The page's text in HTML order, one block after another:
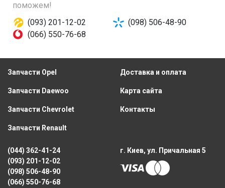
поможем!
(093) 201-12-02
(098) 506-48-90
(066) 550-76-68
Запчасти Opel
Запчасти Daewoo
Запчасти Chevrolet
Запчасти Renault
Доставка и оплата
Карта сайта
Контакты
(044) 362-41-24
(093) 201-12-02
(098) 506-48-90
(066) 550-76-68
г. Киев, ул. Причальная 5